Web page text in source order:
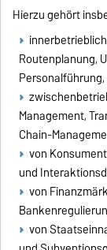
Hierzu gehört
Routenplanung,
Management,
Chain-
von
und
von
von